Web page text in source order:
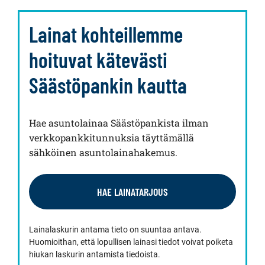
Lainat kohteillemme
hoituvat kätevästi
Säästöpankin kautta
Hae asuntolainaa Säästöpankista ilman
verkkopankkitunnuksia täyttämällä
sähköinen asuntolainahakemus.
HAE LAINATARJOUS
Lainalaskurin antama tieto on suuntaa antava.
Huomioithan, että lopullisen lainasi tiedot voivat poiketa
hiukan laskurin antamista tiedoista.